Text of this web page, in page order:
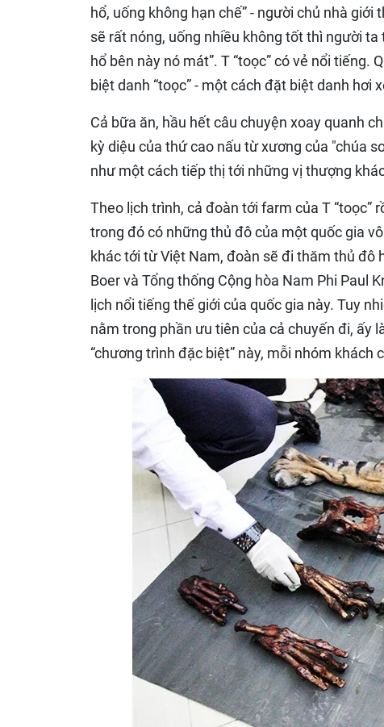
hổ, uống không hạn chế” - người chủ nhà
sẽ rất nóng, uống nhiều không tốt thì người
hổ bên này nó mát”. T “toọc” có vẻ nổi
biệt danh “toọc” - một cách đặt biệt danh hơi
Cả bữa ăn, hầu hết câu chuyện xoay quanh
kỳ diệu của thứ cao nấu từ xương của "chúa
như một cách tiếp thị tới những vị thượng
Theo lịch trình, cả đoàn tới farm của T “toọc”
trong đó có những thủ đô của một quốc gia
khác tới từ Việt Nam, đoàn sẽ đi thăm thủ đô
Boer và Tổng thống Cộng hòa Nam Phi Paul
lịch nổi tiếng thế giới của quốc gia này. Tuy
nằm trong phần ưu tiên của cả chuyến đi, ấy
“chương trình đặc biệt” này, mỗi nhóm